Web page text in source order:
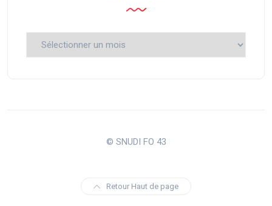
Archives
© SNUDI FO 43
Retour Haut de page